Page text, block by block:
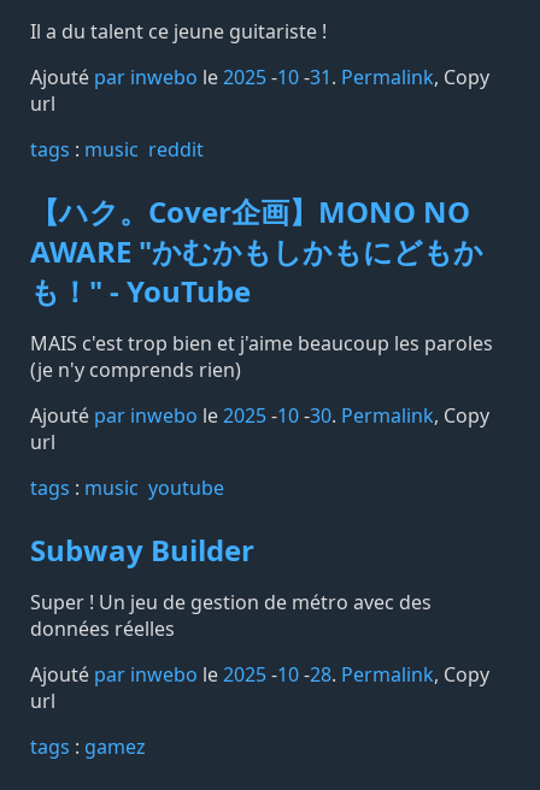
Il a du talent ce jeune guitariste !
Ajouté par inwebo le2025-10-31. Permalink, Copy
url
tags️ : music reddit
【ハク。Cover企画】MONO NO
AWARE "かむかもしかもにどもか
も！" - YouTube
MAIS c'est trop bien et j'aime beaucoup les paroles
(je n'y comprends rien)
Ajouté par inwebo le2025-10-30. Permalink, Copy
url
tags️ : music youtube
Subway Builder
Super ! Un jeu de gestion de métro avec des
données réelles
Ajouté par inwebo le2025-10-28. Permalink, Copy
url
tags️ : gamez